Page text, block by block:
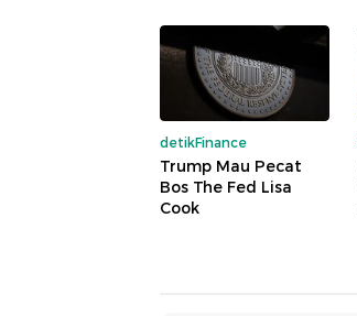
detikFinance
Trump Mau Pecat
Bos The Fed Lisa
Cook